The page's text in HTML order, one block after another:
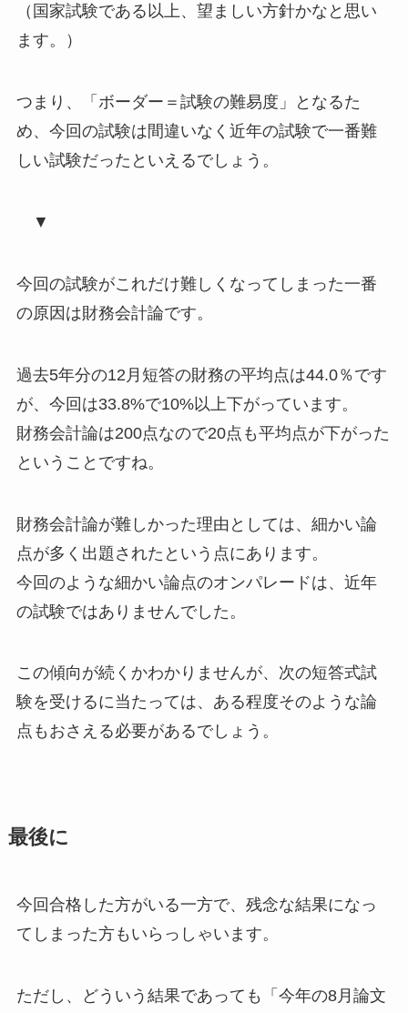
（国家試験である以上、望ましい方針かなと思い
ます。）
つまり、「ボーダー＝試験の難易度」となるた
め、今回の試験は間違いなく 近年の試験で一番難
しい試験だったといえるでしょう。
▼
今回の試験がこれだけ難しくなってしまった一番
の原因は財務会計論です。
過去5年分の12月短答の財務の平均点は44.0％です
が、今回は33.8%で10%以上下がっています。
財務会計論は200点なので20点も平均点が下がった
ということですね。
財務会計論が難しかった理由としては、細かい論
点が多く出題されたという点にあります。
今回のような細かい論点のオンパレードは、近年
の試験ではありませんでした。
この傾向が続くかわかりませんが、次の短答式試
験を受けるに当たっては、ある程度そのような論
点もおさえる必要があるでしょう。
最後に
今回合格した方がいる一方で、残念な結果になっ
てしまった方もいらっしゃいます。
ただし、どういう結果であっても「今年の8月論文